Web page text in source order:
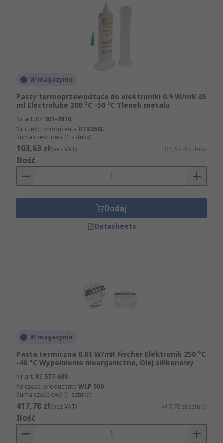
W magazynie
Pasty termoprzewodzące do elektroniki 0.9 W/mK 35
ml Electrolube 200 °C -50 °C Tlenek metalu
Nr art. RS 301-2810
Nr części producenta HTS35SL
Suma częściowa (1 sztuka)
103,63 zł(bez VAT) 103,63 zł/sztuka
Ilość
Dodaj
Datasheets
W magazynie
Pasta termiczna 0.61 W/mK Fischer Elektronik 250 °C
-40 °C Wypełnienie nieorganiczne, Olej silikonowy
Nr art. RS 577-688
Nr części producenta WLP 500
Suma częściowa (1 sztuka)
417,78 zł(bez VAT) 417,78 zł/sztuka
Ilość